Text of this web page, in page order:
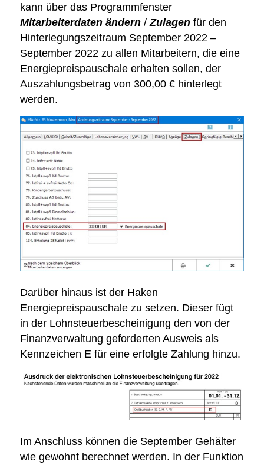
kann über das Programmfenster
Mitarbeiterdaten ändern/Zulagenfür den
Hinterlegungszeitraum September 2022 –
September 2022 zu allen Mitarbeitern, die eine
Energiepreispauschale erhalten sollen, der
Auszahlungsbetrag von 300,00 € hinterlegt
werden.
Darüber hinaus ist der Haken
Energiepreispauschale zu setzen. Dieser fügt
in der Lohnsteuerbescheinigung den von der
Finanzverwaltung geforderten Ausweis als
Kennzeichen E für eine erfolgte Zahlung hinzu.
Im Anschluss können die September Gehälter
wie gewohnt berechnet werden. In der Funktion